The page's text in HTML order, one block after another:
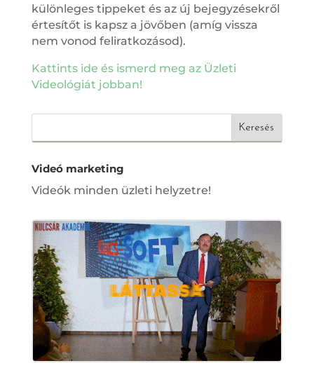
különleges tippeket és az új bejegyzésekről
értesítőt is kapsz a jövőben (amíg vissza
nem vonod feliratkozásod).
Kattints ide és ismerd meg az Üzleti
Videológiát jobban!
Videó marketing
Videók minden üzleti helyzetre!